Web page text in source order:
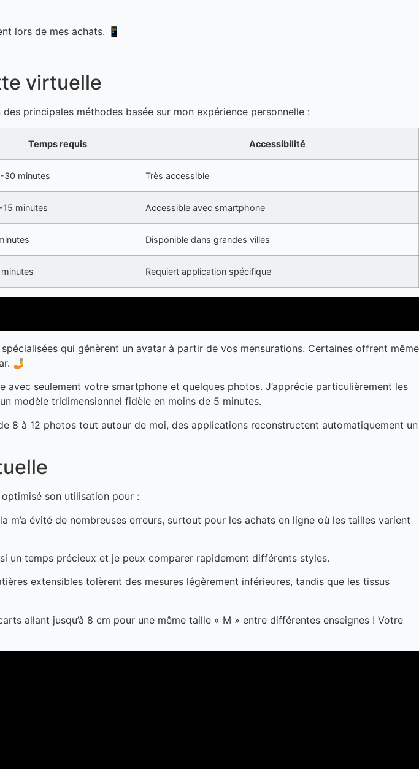
lors de mes achats. 📱
virtuelle
principales méthodes basée sur mon expérience personnelle :
Temps requis Accessibilité
30 minutes Très accessible
15 minutes Accessible avec smartphone
Disponible dans grandes villes
minutes Requiert application spécifique
qui génèrent un avatar à partir de vos mensurations. Certaines offrent même
🤳
avec seulement votre smartphone et quelques photos. J’apprécie particulièrement les
modèle tridimensionnel fidèle en moins de 5 minutes.
8 à 12 photos tout autour de moi, des applications reconstructent automatiquement un
son utilisation pour :
m’a évité de nombreuses erreurs, surtout pour les achats en ligne où les tailles varient
un temps précieux et je peux comparer rapidement différents styles.
extensibles tolèrent des mesures légèrement inférieures, tandis que les tissus
allant jusqu’à 8 cm pour une même taille « M » entre différentes enseignes ! Votre